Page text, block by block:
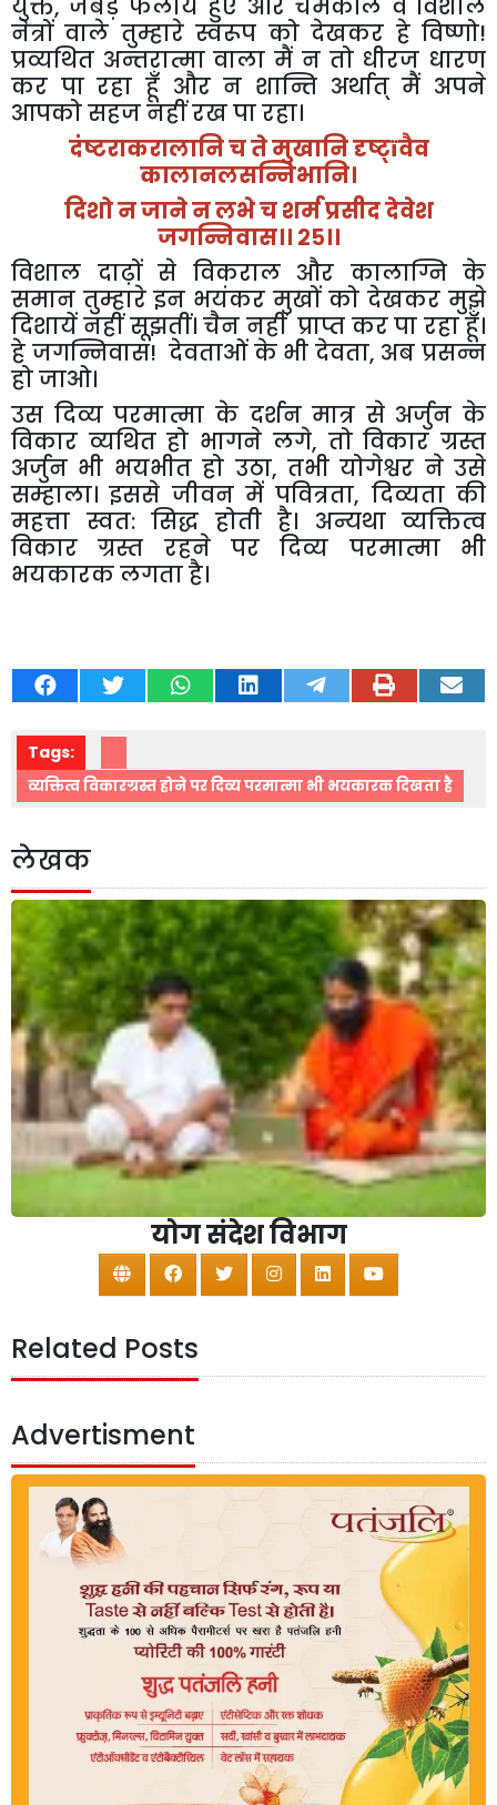
नेत्रों वाले तुम्हारे स्वरूप को देखकर हे विष्णो!
प्रव्यथित अन्तरात्मा वाला मैं न तो धीरज धारण
कर पा रहा हूँ और न शान्ति अर्थात् मैं अपने
आपको सहज नहीं रख पा रहा।
दंष्टराकरालानि च ते मुखानि दृष्ट्ïवैव
कालानलसन्निभानि।
दिशो न जाने न लभे च शर्म प्रसीद देवेश
जगन्निवास।। २५।।
विशाल दाढ़ों से विकराल और कालाग्नि के
समान तुम्हारे इन भयंकर मुखों को देखकर मुझे
दिशायें नहीं सूझतीं। चैन नहीं प्राप्त कर पा रहा हूँ।
हे जगन्निवास! देवताओं के भी देवता, अब प्रसन्न
हो जाओ।
उस दिव्य परमात्मा के दर्शन मात्र से अर्जुन के
विकार व्यथित हो भागने लगे, तो विकार ग्रस्त
अर्जुन भी भयभीत हो उठा, तभी योगेश्वर ने उसे
सम्हाला। इससे जीवन में पवित्रता, दिव्यता की
महत्ता स्वत: सिद्ध होती है। अन्यथा व्यक्तित्व
विकार ग्रस्त रहने पर दिव्य परमात्मा भी
भयकारक लगता है।
Tags:
व्यक्तित्व विकारग्रस्त होने पर दिव्य परमात्मा भी भयकारक दिखता है
लेखक
योग संदेश विभाग
Related Posts
Advertisment